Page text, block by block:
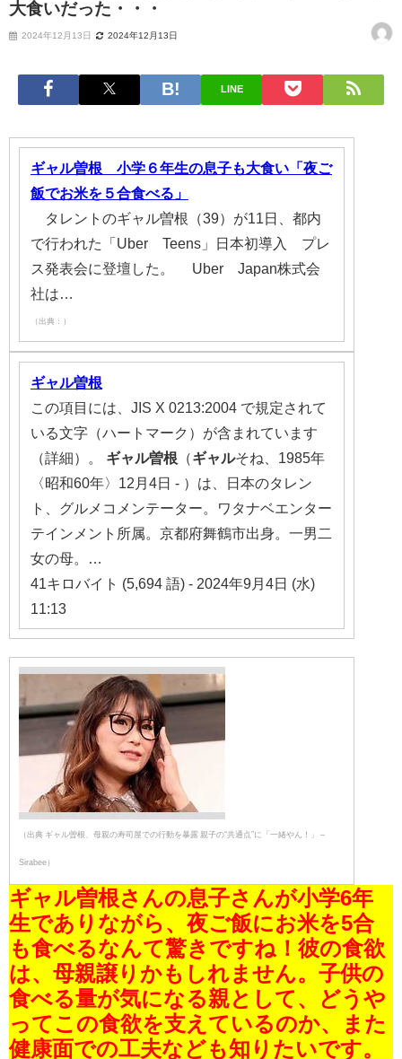
大食いだった・・・
2024年12月13日 2024年12月13日
LINE
ギャル曽根 小学６年生の息子も大食い「夜ご
飯でお米を５合食べる」
タレントのギャル曽根（39）が11日、都内
で行われた「Uber Teens」日本初導入 プレ
ス発表会に登壇した。 Uber Japan株式会
社は…
（出典：）
ギャル曽根
この項目には、JIS X 0213:2004 で規定されて
いる文字（ハートマーク）が含まれています
（詳細）。 ギャル曽根 （ギャルそね、1985年
〈昭和60年〉12月4日 - ）は、日本のタレン
ト、グルメコメンテーター。ワタナベエンター
テインメント所属。京都府舞鶴市出身。一男二
女の母。…
41キロバイト (5,694 語) - 2024年9月4日 (水)
11:13
（出典 ギャル曽根、母親の寿司屋での行動を暴露 親子の“共通点”に「一緒やん！」 –
Sirabee）
ギャル曽根さんの息子さんが小学6年
生でありながら、夜ご飯にお米を5合
も食べるなんて驚きですね！彼の食欲
は、母親譲りかもしれません。子供の
食べる量が気になる親として、どうや
ってこの食欲を支えているのか、また
健康面での工夫なども知りたいです。